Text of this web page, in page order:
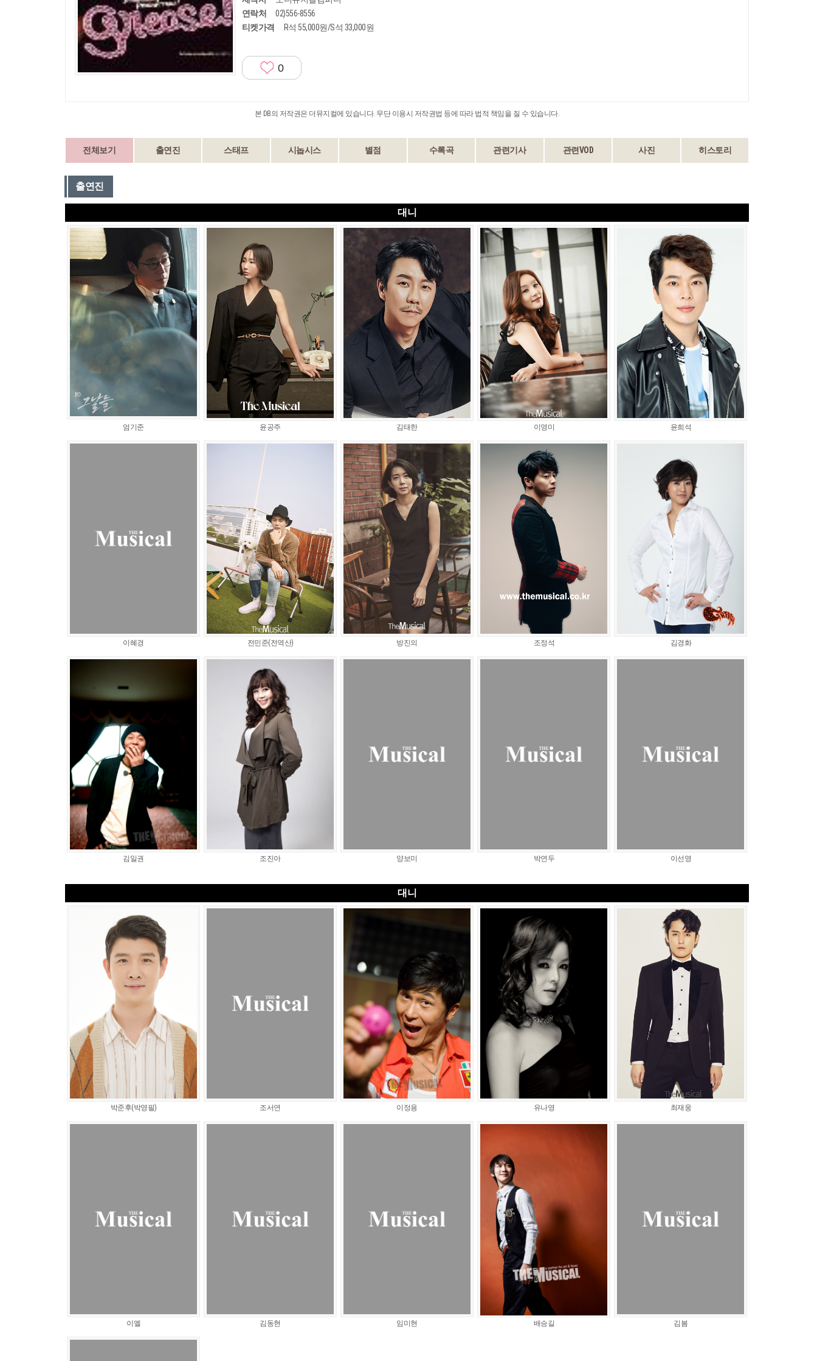
연락처
02)556-8556
티켓가격
R석 55,000원/S석 33,000원
0
본 DB의 저작권은 더뮤지컬에 있습니다. 무단 이용시 저작권법 등에 따라 법적 책임을 질 수 있습니다.
전체보기 출연진 스태프 시놉시스 별점 수록곡 관련기사 관련VOD 사진 히스토리
출연진
대니
엄기준 윤공주 김태한 이영미 윤희석
이혜경 전민준(전역산) 방진의 조정석 김경화
김일권 조진아 양보미 박연두 이선영
대니
박준후(박영필) 조서연 이정용 유나영 최재웅
이엘 김동현 임미현 배승길 김봄